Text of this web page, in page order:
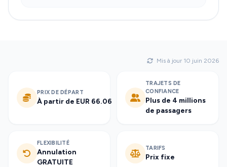
Mis à jour 10 juin 2026
PRIX DE DÉPART
À partir de EUR 66.06
TRAJETS DE
CONFIANCE
Plus de 4 millions
de passagers
FLEXIBILITÉ
Annulation
GRATUITE
TARIFS
Prix fixe